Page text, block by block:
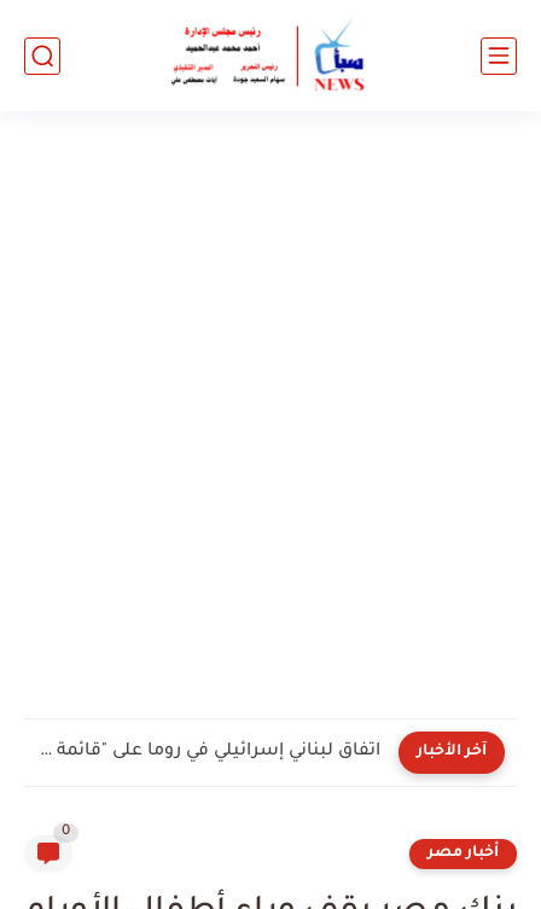
آخر الأخبار اتفاق لبناني إسرائيلي في روما على "قائمة الدول المراقبة".. والعقدة...
أخبار مصر
0